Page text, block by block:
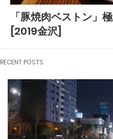
「豚焼肉ベストン」
[2019金沢]
RECENT POSTS